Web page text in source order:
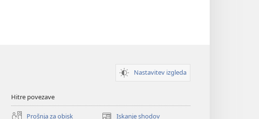
Nastavitev izgleda
Hitre povezave
Prošnja za obisk Iskanje shodov